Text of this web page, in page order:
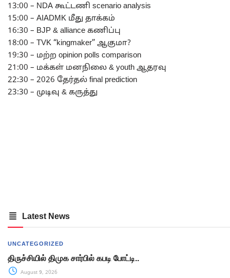
13:00 – NDA கூட்டணி scenario analysis
15:00 – AIADMK மீது தாக்கம்
16:30 – BJP & alliance கணிப்பு
18:00 – TVK “kingmaker” ஆகுமா?
19:30 – மற்ற opinion polls comparison
21:00 – மக்கள் மனநிலை & youth ஆதரவு
22:30 – 2026 தேர்தல் final prediction
23:30 – முடிவு & கருத்து
Latest News
UNCATEGORIZED
திருச்சியில் திமுக சார்பில் கபடி போட்டி..
August 9, 2026